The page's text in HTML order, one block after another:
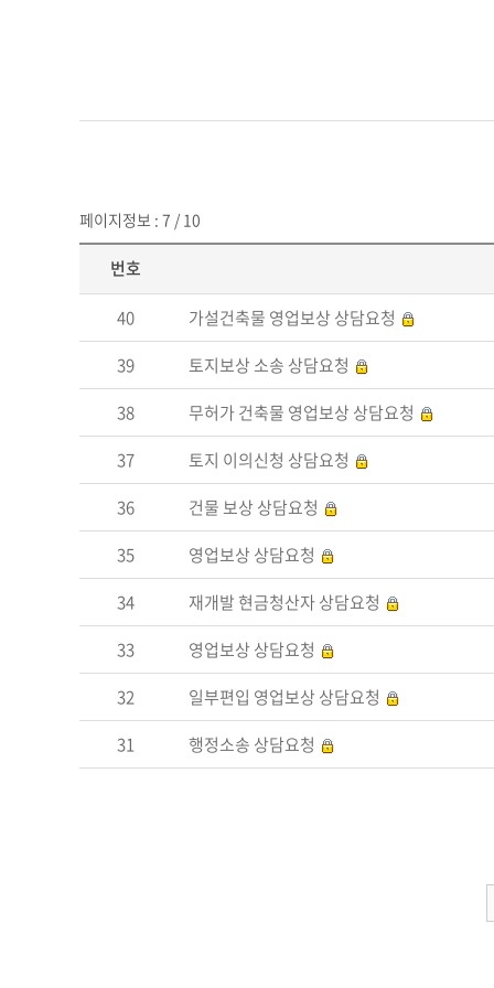
페이지정보 : 7 / 10
번호
40 가설건축물 영업보상 상담요청
39
토지보상 소송 상담요청
38
무허가 건축물 영업보상 상담요청
37
토지 이의신청 상담요청
36
건물 보상 상담요청
35
영업보상 상담요청
34
재개발 현금청산자 상담요청
33
영업보상 상담요청
32
일부편입 영업보상 상담요청
31
행정소송 상담요청